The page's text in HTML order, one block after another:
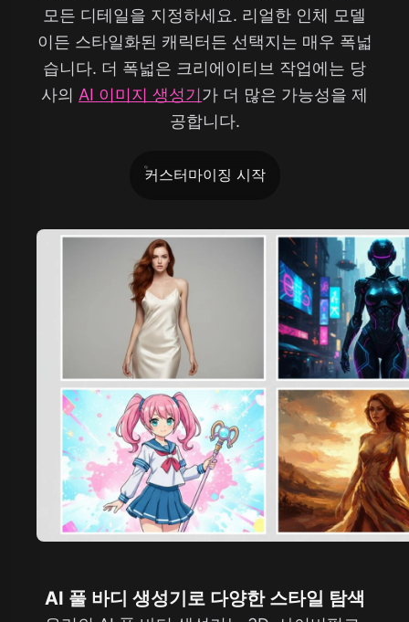
모든 디테일을 지정하세요. 리얼한 인체 모델
이든 스타일화된 캐릭터든 선택지는 매우 폭넓
습니다. 더 폭넓은 크리에이티브 작업에는 당
사의 AI 이미지 생성기가 더 많은 가능성을 제
공합니다.
커스터마이징 시작
AI 풀 바디 생성기로 다양한 스타일 탐색